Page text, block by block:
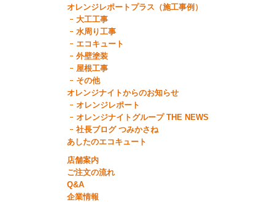
オレンジレポートプラス（施工事例）
大工工事
水周り工事
エコキュート
外壁塗装
屋根工事
その他
オレンジナイトからのお知らせ
オレンジレポート
オレンジナイトグループ THE NEWS
社長ブログ つみかさね
あしたのエコキュート
店舗案内
ご注文の流れ
Q&A
企業情報